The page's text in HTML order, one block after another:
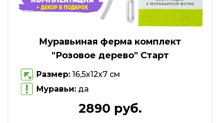
Муравьиная ферма комплект
"Розовое дерево" Старт
Размер: 16,5х12х7 см
Муравьи: да
2890 руб.